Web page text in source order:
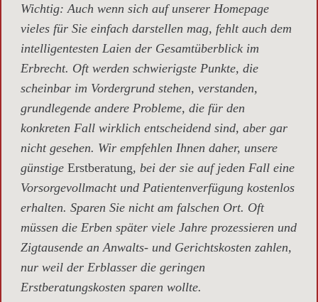
Wichtig: Auch wenn sich auf unserer Homepage
vieles für Sie einfach darstellen mag, fehlt auch dem
intelligentesten Laien der Gesamtüberblick im
Erbrecht. Oft werden schwierigste Punkte, die
scheinbar im Vordergrund stehen, verstanden,
grundlegende andere Probleme, die für den
konkreten Fall wirklich entscheidend sind, aber gar
nicht gesehen. Wir empfehlen Ihnen daher, unsere
günstige Erstberatung, bei der sie auf jeden Fall eine
Vorsorgevollmacht und Patientenverfügung kostenlos
erhalten. Sparen Sie nicht am falschen Ort. Oft
müssen die Erben später viele Jahre prozessieren und
Zigtausende an Anwalts- und Gerichtskosten zahlen,
nur weil der Erblasser die geringen
Erstberatungskosten sparen wollte.